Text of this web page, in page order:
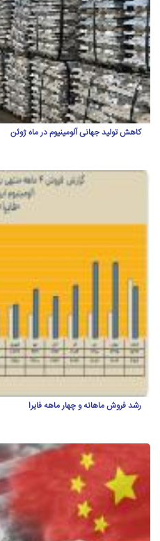
کاهش تولید جهانی آلومینیوم در ماه ژوئن
رشد فروش ماهانه و چهار ماهه فایرا